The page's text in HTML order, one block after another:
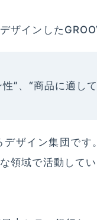
ザインした
”、“商品に適し
ザイン集団で
領域で活動してい